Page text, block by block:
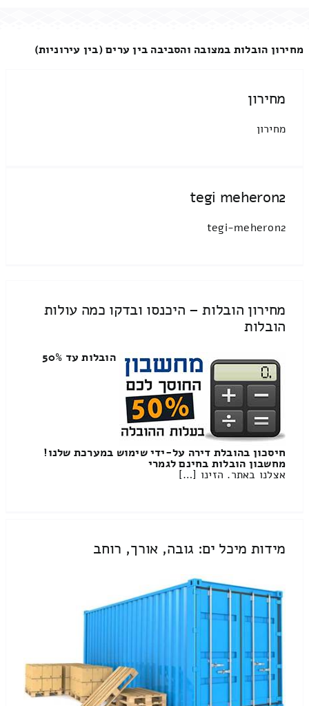
מחירון הובלות במצובה והסביבה בין ערים (בין עירוניות)
מחירון
מחירון
tegi meheron2
tegi-meheron2
מחירון הובלות – היכנסו ובדקו כמה עולות
הובלות
הובלות עד 50%
חיסכון בהובלת דירה על-ידי שימוש במערכת שלנו!
מחשבון הובלות בחינם לגמרי
אצלנו באתר. הזינו […]
מידות מיכל ים: גובה, אורך, רוחב